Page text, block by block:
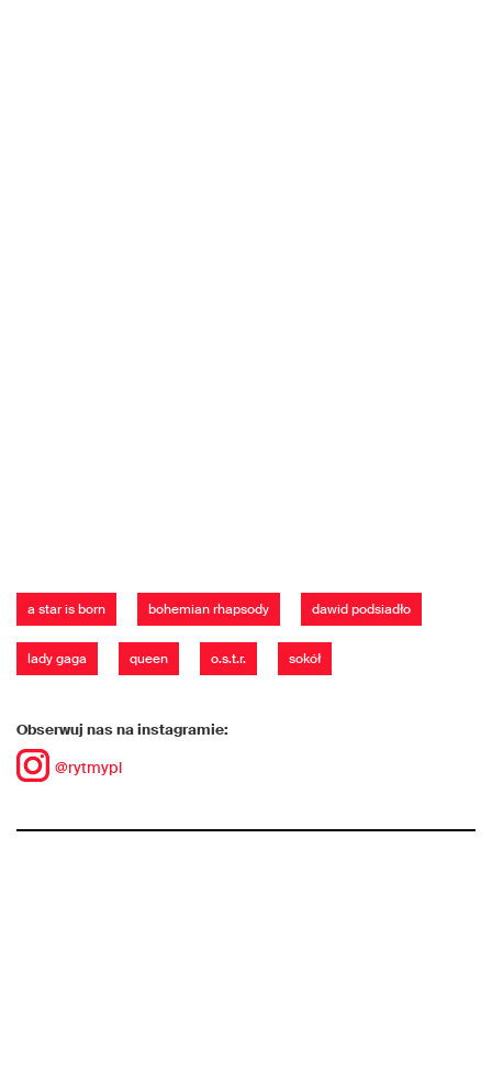
a star is born bohemian rhapsody dawid podsiadło
lady gaga queen o.s.t.r. sokół
Obserwuj nas na instagramie:
@rytmypl